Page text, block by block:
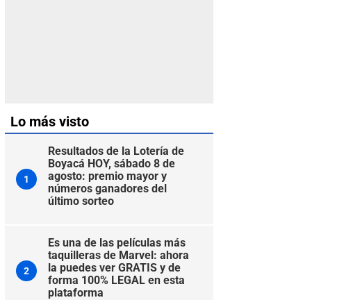
Lo más visto
1
Resultados de la Lotería de
Boyacá HOY, sábado 8 de
agosto: premio mayor y
números ganadores del
último sorteo
2
Es una de las películas más
taquilleras de Marvel: ahora
la puedes ver GRATIS y de
forma 100% LEGAL en esta
plataforma